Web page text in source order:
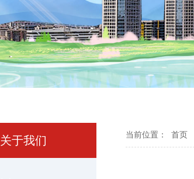
关于我们 当前位置： 首页